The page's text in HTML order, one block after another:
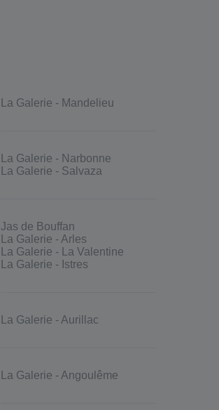
La Galerie - Mandelieu
La Galerie - Narbonne
La Galerie - Salvaza
Jas de Bouffan
La Galerie - Arles
La Galerie - La Valentine
La Galerie - Istres
La Galerie - Aurillac
La Galerie - Angoulême